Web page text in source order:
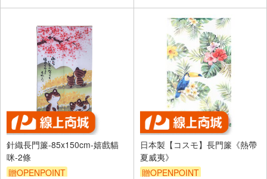
針織長門簾-85x150cm-嬉戲貓
咪-2條
贈OPENPOINT
日本製【コスモ】長門簾《熱帶
夏威夷》
贈OPENPOINT